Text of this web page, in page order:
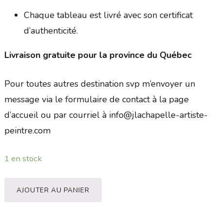
Chaque tableau est livré avec son certificat
d’authenticité.
Livraison gratuite pour la province du Québec
Pour toutes autres destination svp m’envoyer un
message via le formulaire de contact à la page
d’accueil ou par courriel à info@jlachapelle-artiste-
peintre.com
1 en stock
AJOUTER AU PANIER